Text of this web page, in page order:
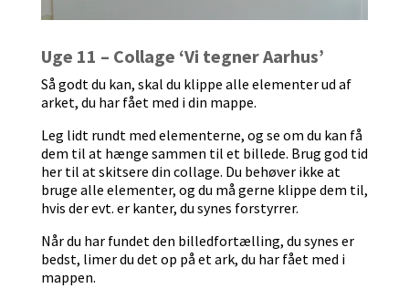
Uge 11 – Collage ‘Vi tegner Aarhus’
Så godt du kan, skal du klippe alle elementer ud af
arket, du har fået med i din mappe.
Leg lidt rundt med elementerne, og se om du kan få
dem til at hænge sammen til et billede. Brug god tid
her til at skitsere din collage. Du behøver ikke at
bruge alle elementer, og du må gerne klippe dem til,
hvis der evt. er kanter, du synes forstyrrer.
Når du har fundet den billedfortælling, du synes er
bedst, limer du det op på et ark, du har fået med i
mappen.